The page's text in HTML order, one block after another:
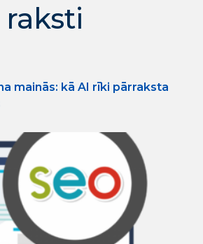
mainās: kā AI rīki pārraksta